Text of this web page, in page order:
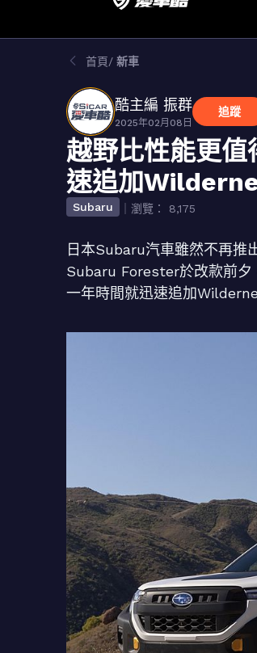
首頁 新車
酷主編 振群
2025年02月08日
追蹤
越野比性能更
速追加
Subaru ｜瀏覽： 8,175
日本Subaru汽車雖然不再推
Subaru Forester於改款前夕
一年時間就迅速追加